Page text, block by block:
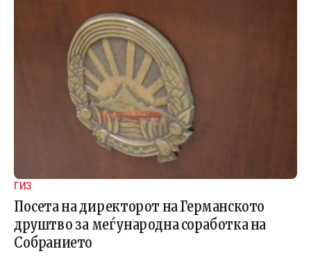
ГИЗ
Посета на директорот на Германското
друштво за меѓународна соработка на
Собранието